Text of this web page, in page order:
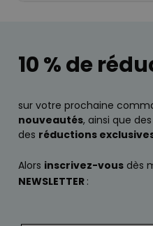
10 % de
sur votre prochaine
nouveautés, ainsi que des
des réductions
Alors inscrivez-vous dès
NEWSLETTER :